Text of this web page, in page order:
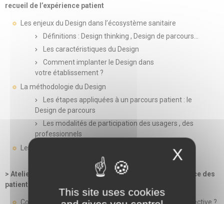
recueil de l’expérience patient
Les enjeux du Design dans l’écosystème sanitaire
Définitions : Design thinking , Design de parcours…
Les caractéristiques du Design
Comment implanter le Design dans
votre établissement ?
La méthodologie du Design
Les étapes appliquées à un parcours patient : le
Design de parcours
Les modalités de participation des usagers , des
professionnels
Les outils du Design
> Atelier 7 - Appréhender l’intelligence collective au service des
patients
Comment initier et déployer un projet d’intelligence collective ?
X
This site uses cookies